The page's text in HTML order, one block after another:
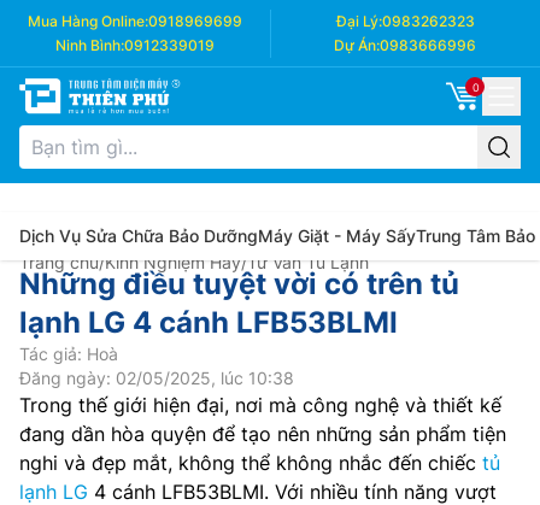
Mua Hàng Online:0918969699 Đại Lý:0983262323
Ninh Bình:0912339019 Dự Án:0983666996
0
Dịch Vụ Sửa Chữa Bảo DưỡngMáy Giặt - Máy SấyTrung Tâm Bảo
Trang chủ/Kinh Nghiệm Hay/Tư Vấn Tủ Lạnh
Những điều tuyệt vời có trên tủ
lạnh LG 4 cánh LFB53BLMI
Tác giả: Hoà
Đăng ngày: 02/05/2025, lúc 10:38
Trong thế giới hiện đại, nơi mà công nghệ và thiết kế
đang dần hòa quyện để tạo nên những sản phẩm tiện
nghi và đẹp mắt, không thể không nhắc đến chiếc tủ
lạnh LG 4 cánh LFB53BLMI. Với nhiều tính năng vượt